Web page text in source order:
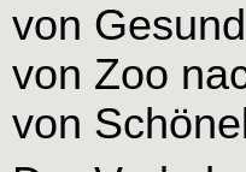
von
von Zoo
von